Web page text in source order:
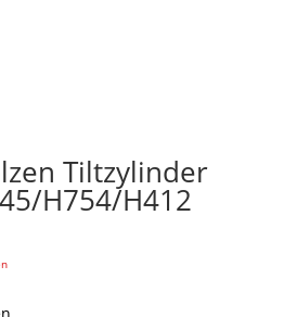
Tiltzylinder
H754/H412